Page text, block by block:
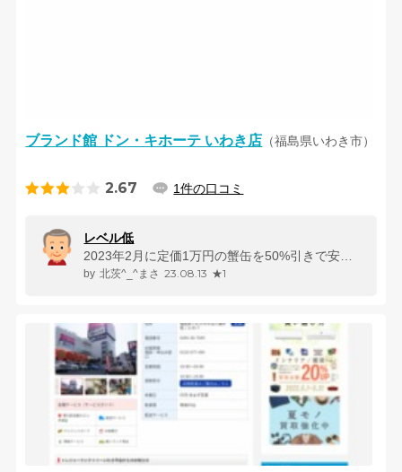
ブランド館 ドン・キホーテ いわき店 （福島県いわき市）
2.67 1件の口コミ
レベル低
北茨^_^まさ 23.08.13 ★1